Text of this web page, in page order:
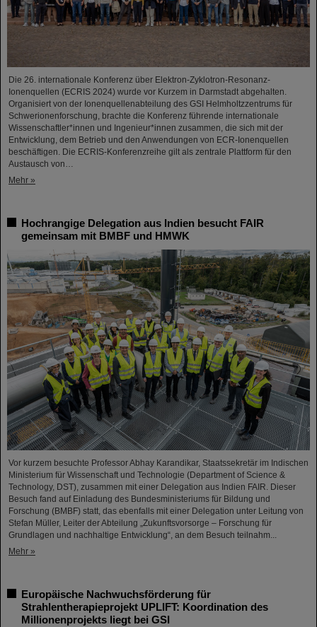
Die 26. internationale Konferenz über Elektron-Zyklotron-Resonanz-
Ionenquellen (ECRIS 2024) wurde vor Kurzem in Darmstadt abgehalten.
Organisiert von der Ionenquellenabteilung des GSI Helmholtzzentrums für
Schwerionenforschung, brachte die Konferenz führende internationale
Wissenschaftler*innen und Ingenieur*innen zusammen, die sich mit der
Entwicklung, dem Betrieb und den Anwendungen von ECR-Ionenquellen
beschäftigen. Die ECRIS-Konferenzreihe gilt als zentrale Plattform für den
Austausch von…
Mehr »
Hochrangige Delegation aus Indien besucht FAIR
gemeinsam mit BMBF und HMWK
Vor kurzem besuchte Professor Abhay Karandikar, Staatssekretär im Indischen
Ministerium für Wissenschaft und Technologie (Department of Science &
Technology, DST), zusammen mit einer Delegation aus Indien FAIR. Dieser
Besuch fand auf Einladung des Bundesministeriums für Bildung und
Forschung (BMBF) statt, das ebenfalls mit einer Delegation unter Leitung von
Stefan Müller, Leiter der Abteilung „Zukunftsvorsorge – Forschung für
Grundlagen und nachhaltige Entwicklung“, an dem Besuch teilnahm...
Mehr »
Europäische Nachwuchsförderung für
Strahlentherapieprojekt UPLIFT: Koordination des
Millionenprojekts liegt bei GSI